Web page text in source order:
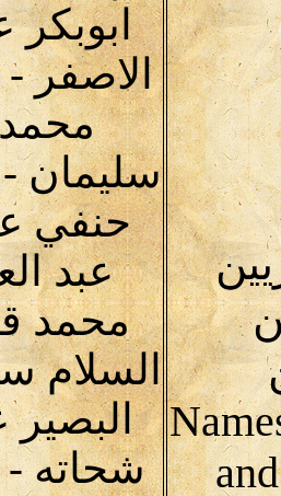
ابوبكر
الاصفر
سليمان
حنفي
عبد
محمد
السلام
البصير
شحاته